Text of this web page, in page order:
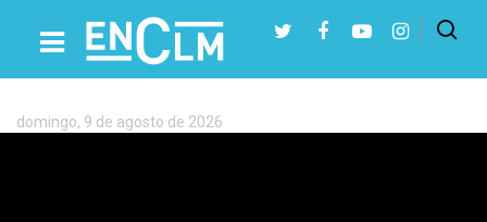
Etiqueta:
Bernabé
Cabañas
Presiona Intro para buscar o ESC para cerrar
domingo, 9 de agosto de 2026